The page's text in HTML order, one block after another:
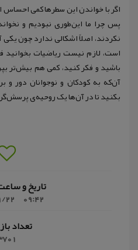
اگر با خواندن این سطرها کمی
پس چرا ما این‌‌طوری نبودیم و
نکردند، اصلاً اشکالی ندارد چون
است‌‌، لازم نیست ریاضیات
باشید و فکر کنید‌‌، کمی هم بیش‌‌تر
آن‌که به کودکان و نوجوانان دور و
بکنید تا در آن‌‌ها یک روحیه‌ی پرسش‌گر
تاریخ و
09:42
22
تعداد